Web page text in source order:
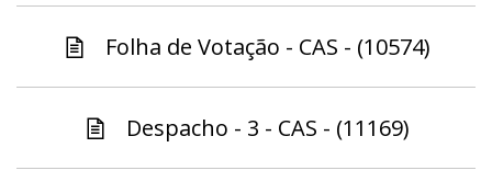
Folha de Votação - CAS - (10574)
Despacho - 3 - CAS - (11169)